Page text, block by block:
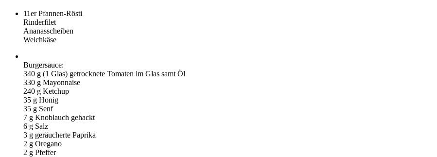
11er Pfannen-Rösti
Rinderfilet
Ananasscheiben
Weichkäse
Burgersauce:
340 g (1 Glas) getrocknete Tomaten im Glas samt Öl
330 g Mayonnaise
240 g Ketchup
35 g Honig
35 g Senf
7 g Knoblauch gehackt
6 g Salz
3 g geräucherte Paprika
2 g Oregano
2 g Pfeffer